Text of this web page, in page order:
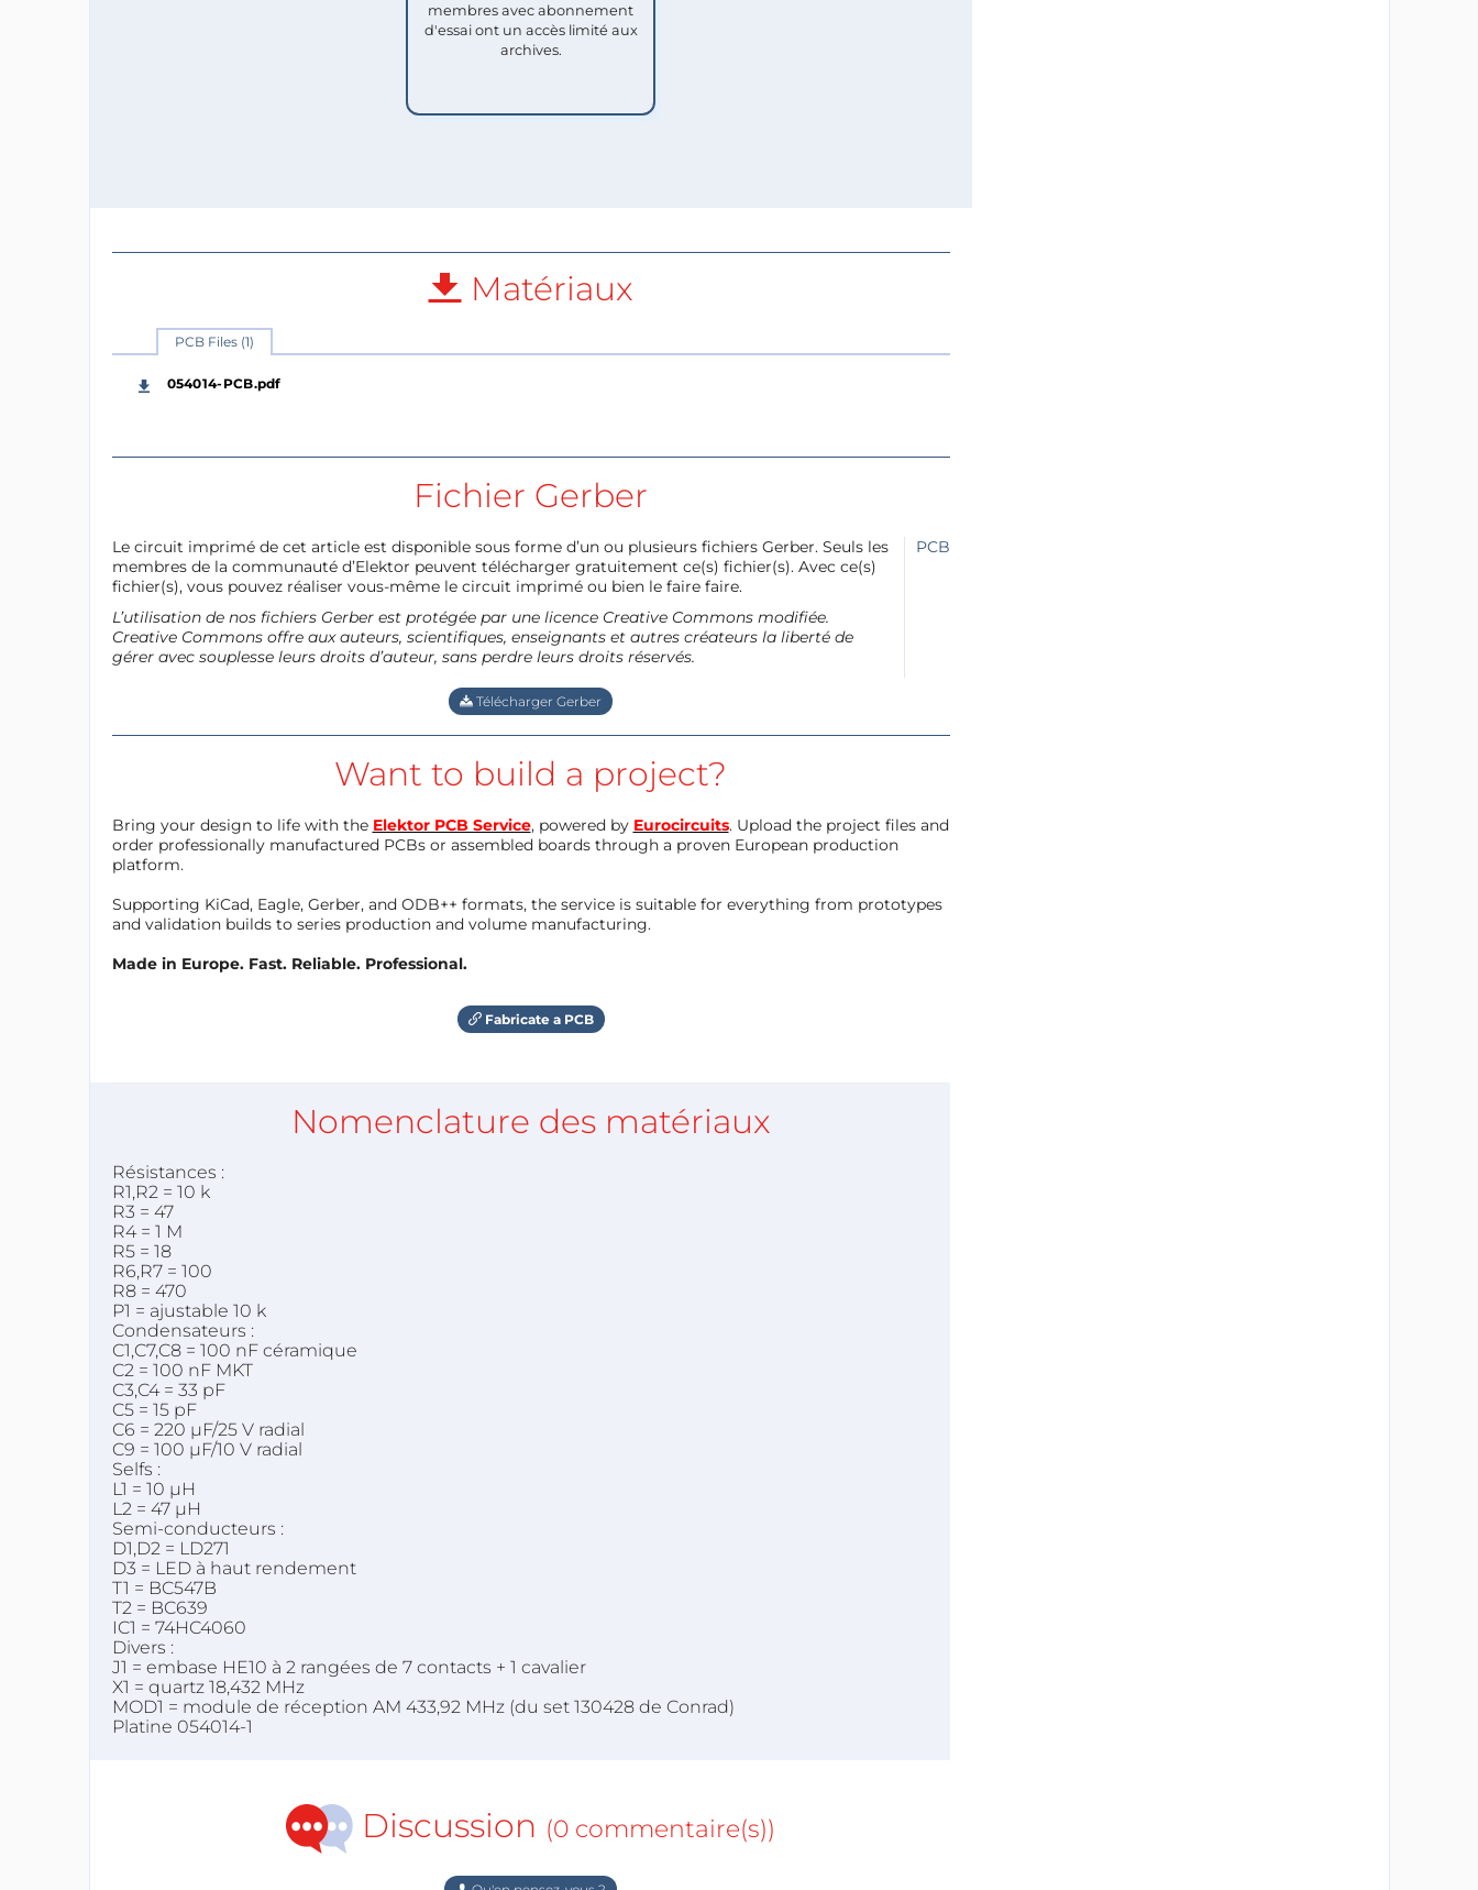
membres avec abonnement
d'essai ont un accès limité aux
archives.
Matériaux
PCB Files (1)
054014-PCB.pdf
Fichier Gerber
Le circuit imprimé de cet article est disponible sous forme d’un ou plusieurs fichiers Gerber. Seuls les
membres de la communauté d’Elektor peuvent télécharger gratuitement ce(s) fichier(s). Avec ce(s)
fichier(s), vous pouvez réaliser vous-même le circuit imprimé ou bien le faire faire.
L’utilisation de nos fichiers Gerber est protégée par une licence Creative Commons modifiée.
Creative Commons offre aux auteurs, scientifiques, enseignants et autres créateurs la liberté de
gérer avec souplesse leurs droits d’auteur, sans perdre leurs droits réservés.
PCB
Télécharger Gerber
Want to build a project?
Bring your design to life with the Elektor PCB Service, powered by Eurocircuits. Upload the project files and
order professionally manufactured PCBs or assembled boards through a proven European production
platform.
Supporting KiCad, Eagle, Gerber, and ODB++ formats, the service is suitable for everything from prototypes
and validation builds to series production and volume manufacturing.
Made in Europe. Fast. Reliable. Professional.
Fabricate a PCB
Nomenclature des matériaux
Résistances :
R1,R2 = 10 k
R3 = 47
R4 = 1 M
R5 = 18
R6,R7 = 100
R8 = 470
P1 = ajustable 10 k
Condensateurs :
C1,C7,C8 = 100 nF céramique
C2 = 100 nF MKT
C3,C4 = 33 pF
C5 = 15 pF
C6 = 220 µF/25 V radial
C9 = 100 µF/10 V radial
Selfs :
L1 = 10 µH
L2 = 47 µH
Semi-conducteurs :
D1,D2 = LD271
D3 = LED à haut rendement
T1 = BC547B
T2 = BC639
IC1 = 74HC4060
Divers :
J1 = embase HE10 à 2 rangées de 7 contacts + 1 cavalier
X1 = quartz 18,432 MHz
MOD1 = module de réception AM 433,92 MHz (du set 130428 de Conrad)
Platine 054014-1
Discussion (0 commentaire(s))